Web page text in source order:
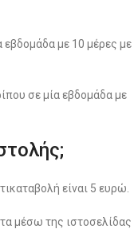
εβδομάδα με 10 μέρες με
σε μία εβδομάδα με
είναι 5 ευρώ.
μέσω της ιστοσελίδας